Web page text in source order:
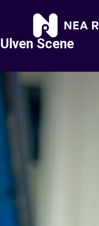
Ulven Scene